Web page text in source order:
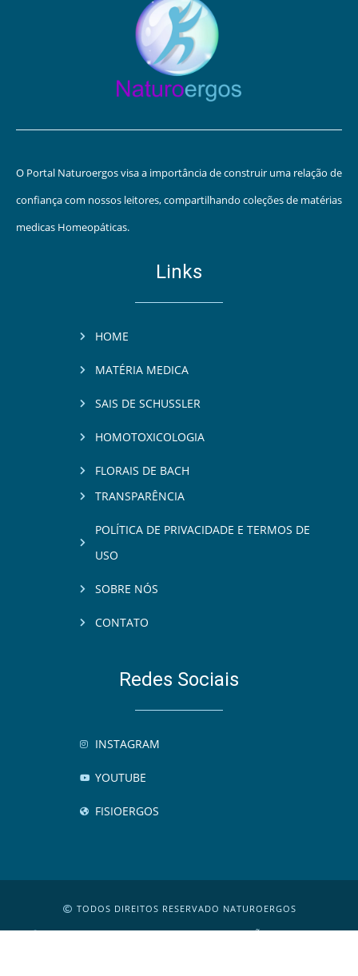
O Portal Naturoergos visa a importância de construir uma relação de
confiança com nossos leitores, compartilhando coleções de matérias
medicas Homeopáticas.
Links
HOME
MATÉRIA MEDICA
SAIS DE SCHUSSLER
HOMOTOXICOLOGIA
FLORAIS DE BACH
TRANSPARÊNCIA
POLÍTICA DE PRIVACIDADE E TERMOS DE
USO
SOBRE NÓS
CONTATO
Redes Sociais
INSTAGRAM
YOUTUBE
FISIOERGOS
TODOS DIREITOS RESERVADO NATUROERGOS
R. PADRE CHICO, 221 - CJ 311 - PERDIZES, SÃO PAULO - SP